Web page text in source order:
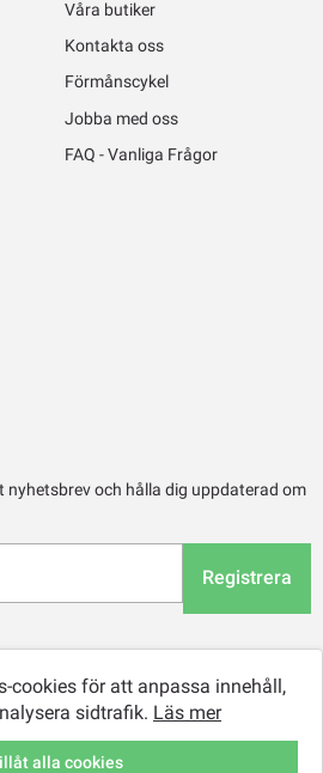
Våra butiker
Kontakta oss
Förmånscykel
Jobba med oss
FAQ - Vanliga Frågor
nyhetsbrev och hålla dig uppdaterad om
Registrera
cookies för att anpassa innehåll,
sidtrafik. Läs mer
alla cookies